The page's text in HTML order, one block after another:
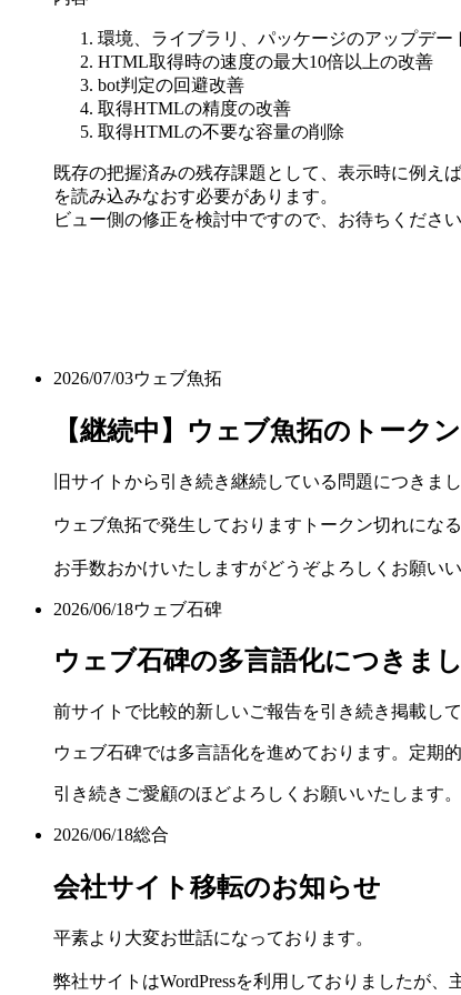
環境、ライブラリ、パッケージのアップデー
HTML取得時の速度の最大10倍以上の改善
bot判定の回避改善
取得HTMLの精度の改善
取得HTMLの不要な容量の削除
既存の把握済みの残存課題として、表示時に例え
を読み込みなおす必要があります。
ビュー側の修正を検討中ですので、お待ちくださ
2026/07/03ウェブ魚拓
【継続中】ウェブ魚拓のトーク
旧サイトから引き続き継続している問題につきま
ウェブ魚拓で発生しておりますトークン切れにな
お手数おかけいたしますがどうぞよろしくお願いい
2026/06/18ウェブ石碑
ウェブ石碑の多言語化につきま
前サイトで比較的新しいご報告を引き続き掲載して
ウェブ石碑では多言語化を進めております。定期
引き続きご愛顧のほどよろしくお願いいたします。
2026/06/18総合
会社サイト移転のお知らせ
平素より大変お世話になっております。
弊社サイトはWordPressを利用しておりましたが